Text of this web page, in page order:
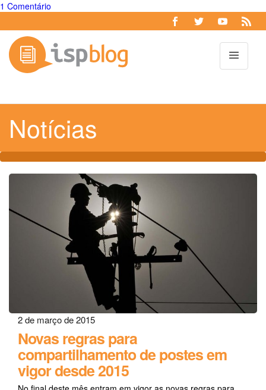
1 Comentário
Notícias
2 de março de 2015
Novas regras para
compartilhamento de postes em
vigor desde 2015